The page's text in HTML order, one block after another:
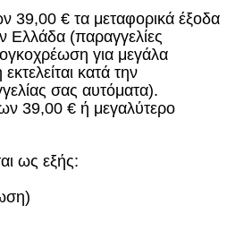
39,00 € τα μεταφορικά έξοδα
Ελλάδα (παραγγελίες
για μεγάλα
κατά την
σας αυτόματα).
39,00 € ή μεγαλύτερο
ως εξής: